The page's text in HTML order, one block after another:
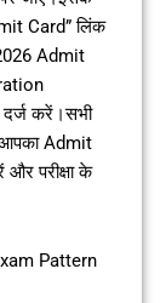
Card” लिंक
Admit
करें।सभी
Admit
परीक्षा के
Pattern